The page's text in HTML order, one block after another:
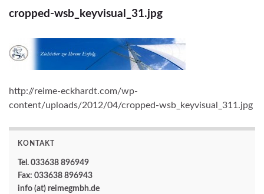
cropped-wsb_keyvisual_31.jpg
http://reime-eckhardt.com/wp-
content/uploads/2012/04/cropped-wsb_keyvisual_311.jpg
KONTAKT
Tel. 033638 896949
Fax: 033638 896943
info (at) reimegmbh.de